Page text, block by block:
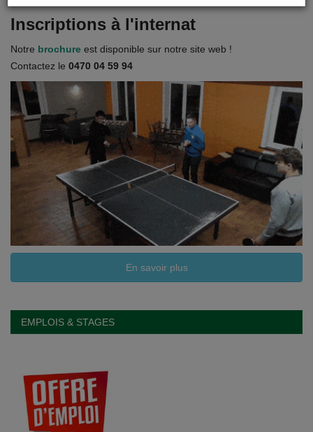
Inscriptions à l'internat
Notre brochure est disponible sur notre site web !
Contactez le 0470 04 59 94
En savoir plus
EMPLOIS & STAGES